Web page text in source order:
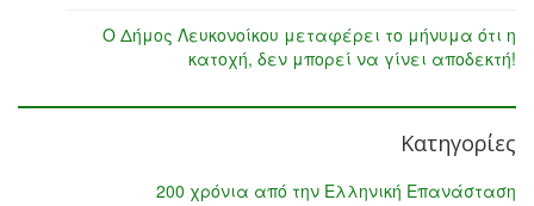
Ο Δήμος Λευκονοίκου μεταφέρει το μήνυμα ότι η
κατοχή, δεν μπορεί να γίνει αποδεκτή!
Κατηγορίες
200 χρόνια από την Ελληνική Επανάσταση